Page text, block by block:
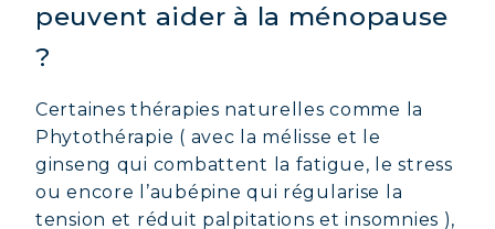
peuvent aider à la ménopause
?
Certaines thérapies naturelles comme la
Phytothérapie ( avec la mélisse et le
ginseng qui combattent la fatigue, le stress
ou encore l’aubépine qui régularise la
tension et réduit palpitations et insomnies ),